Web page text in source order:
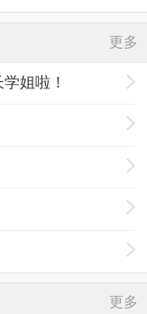
更多
姐啦！
更多